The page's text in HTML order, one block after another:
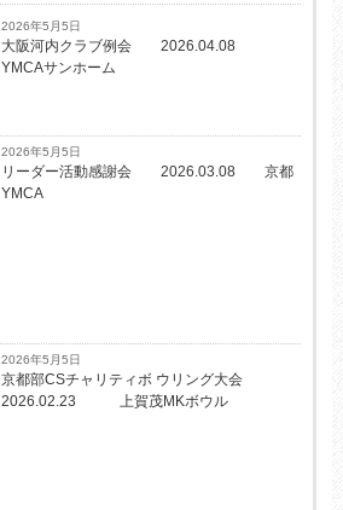
2026年5月5日
大阪河内クラブ例会 2026.04.08
YMCAサンホーム
2026年5月5日
リーダー活動感謝会 2026.03.08 京都
YMCA
2026年5月5日
京都部CSチャリティボ ウリング大会
2026.02.23 上賀茂MKボウル